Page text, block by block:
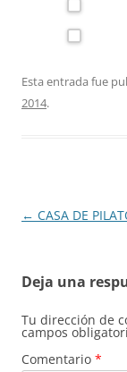
Esta entrada fue
2014.
Navegación
← CASA DE
Deja una
Tu dirección de
campos
Comentario *